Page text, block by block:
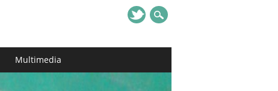
Multimedia